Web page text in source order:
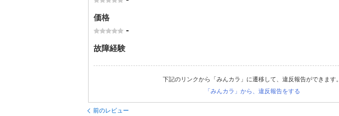
価格
-
故障経験
下記のリンクから「みんカラ」に遷移して、違反報告ができます。
「みんカラ」から、違反報告をする
前のレビュー